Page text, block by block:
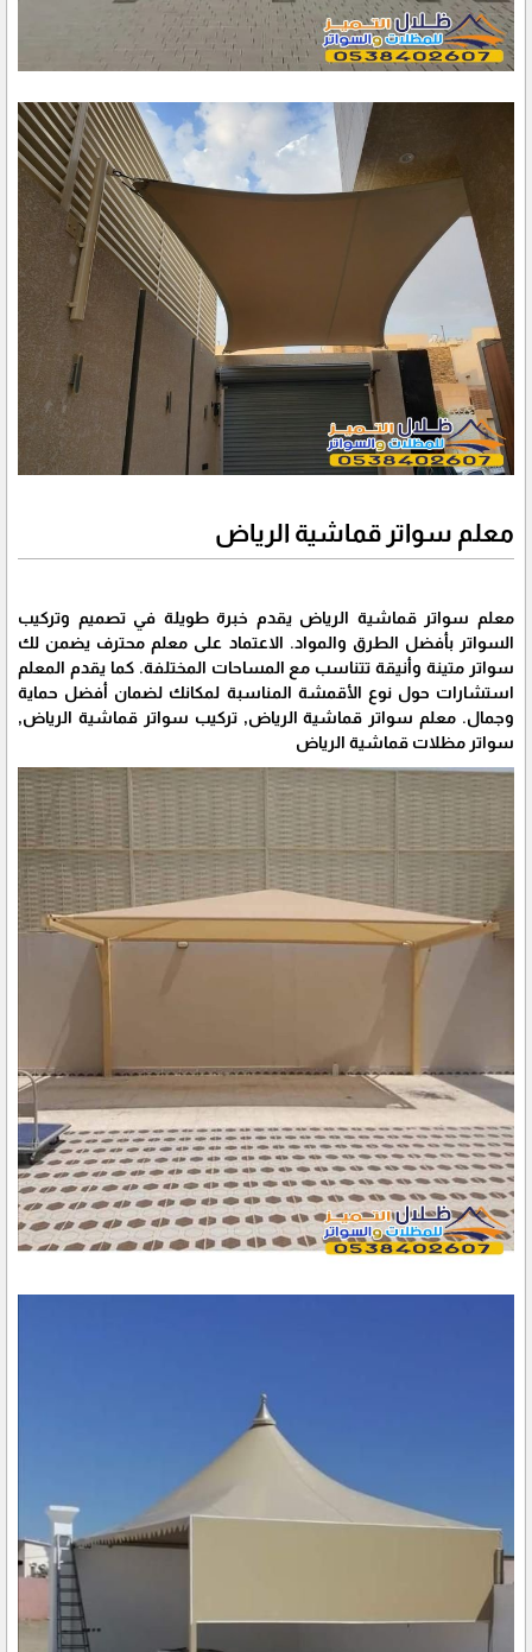
معلم سواتر قماشية الرياض
معلم سواتر قماشية الرياض يقدم خبرة طويلة في تصميم وتركيب
السواتر بأفضل الطرق والمواد. الاعتماد على معلم محترف يضمن لك
سواتر متينة وأنيقة تتناسب مع المساحات المختلفة. كما يقدم المعلم
استشارات حول نوع الأقمشة المناسبة لمكانك لضمان أفضل حماية
وجمال. معلم سواتر قماشية الرياض, تركيب سواتر قماشية الرياض,
سواتر مظلات قماشية الرياض